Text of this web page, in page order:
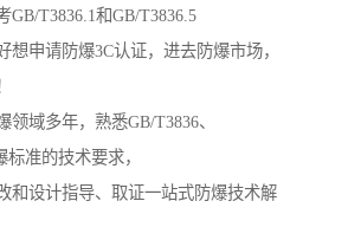
GB/T3836.1和GB/T3836.5
想申请防爆3C认证，进去防爆市场，
领域多年，熟悉GB/T3836、
标准的技术要求，
和设计指导、取证一站式防爆技术解